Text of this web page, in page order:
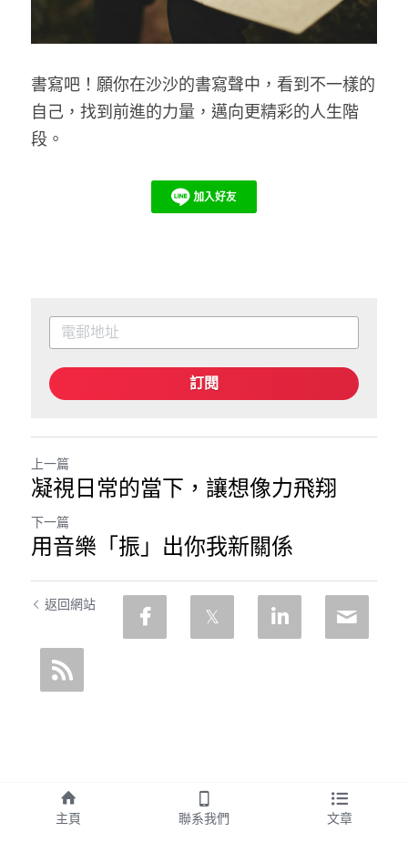
書寫吧！願你在沙沙的書寫聲中，看到不一樣的
自己，找到前進的力量，邁向更精彩的人生階
段。
訂閱
上一篇
凝視日常的當下，讓想像力飛翔
下一篇
用音樂「振」出你我新關係
返回網站
主頁 聯系我們 文章